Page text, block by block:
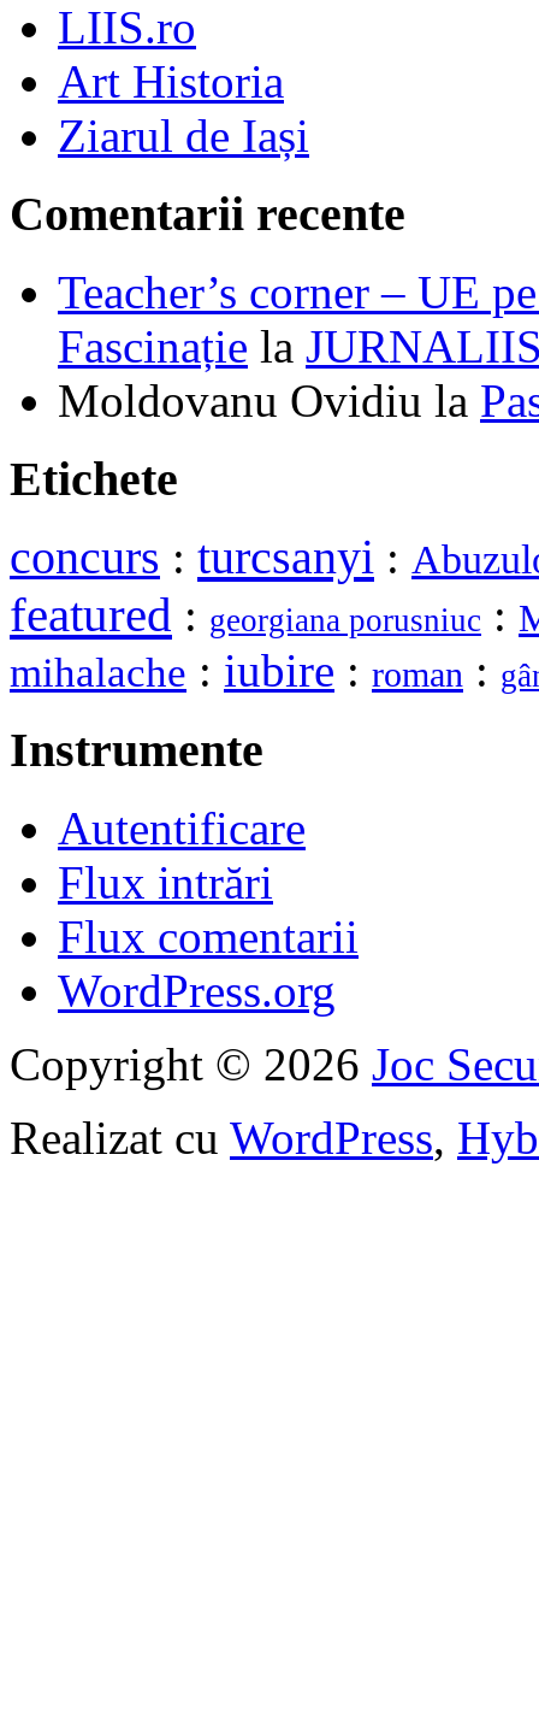
LIIS.ro
Art Historia
Ziarul de Iași
Comentarii recente
Teacher’s corner – UE
Fascinație la
Moldovanu Ovidiu la
Etichete
concurs : turcsanyi :
featured : georgiana porusniuc :
mihalache : iubire : roman :
Instrumente
Autentificare
Flux intrări
Flux comentarii
WordPress.org
Copyright © 2026 Joc
Realizat cu WordPress,